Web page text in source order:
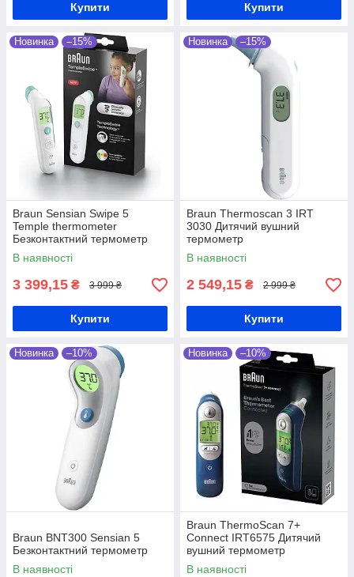
Купити Купити
Новинка –15%
Braun Sensian Swipe 5
Temple thermometer
Безконтактний термометр
В наявності
3 399,15 ₴ 3 999 ₴
Купити
Новинка –15%
Braun Thermoscan 3 IRT
3030 Дитячий вушний
термометр
В наявності
2 549,15 ₴ 2 999 ₴
Купити
Новинка –10%
Braun BNT300 Sensian 5
Безконтактний термометр
В наявності
Новинка –10%
Braun ThermoScan 7+
Connect IRT6575 Дитячий
вушний термометр
В наявності